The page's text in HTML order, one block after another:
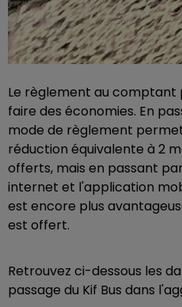
Le règlement au comptant
faire des économies. En
mode de règlement
réduction équivalente à 2
offerts, mais en passant
internet et l'application
est encore plus
est offert.
Retrouvez ci-dessous les
passage du Kif Bus dans